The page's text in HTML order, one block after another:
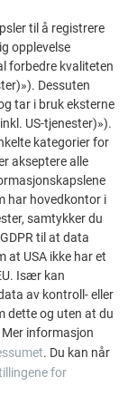
aluminium
med
for tak,
til å registrere
opplevelse
forbedre kvaliteten
Dessuten
tar i bruk eksterne
US-tjenester)»).
kategorier for
akseptere alle
har hovedkontor i
samtykker du
til at data
at USA ikke har et
Især kan
av kontroll- eller
dette og uten at du
informasjon
. Du kan når
for